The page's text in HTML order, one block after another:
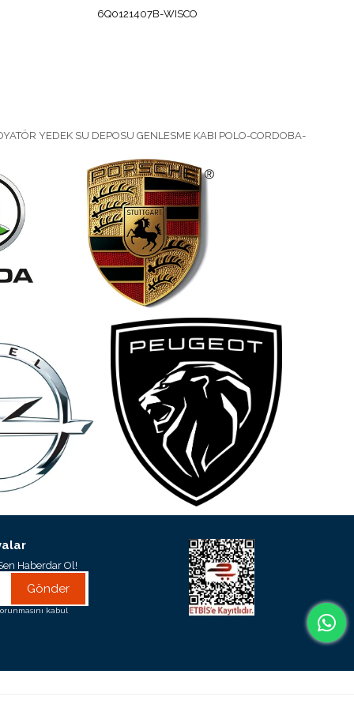
6Q0121407B-WISCO
YEDEK SU DEPOSU GENLESME KABI POLO-CORDOBA-
Haberdar Ol!
Gönder
kabul